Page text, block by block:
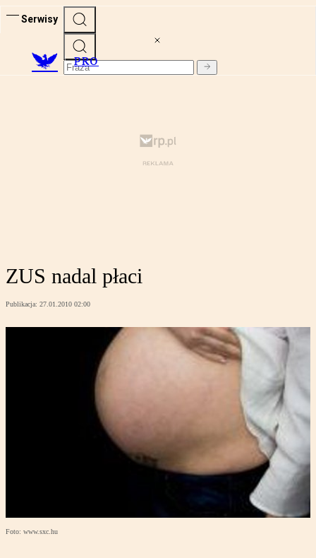
Serwisy
PRO
ZUS nadal płaci
Publikacja: 27.01.2010 02:00
Foto: www.sxc.hu